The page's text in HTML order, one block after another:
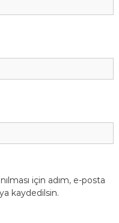
için adım, e-posta
kaydedilsin.